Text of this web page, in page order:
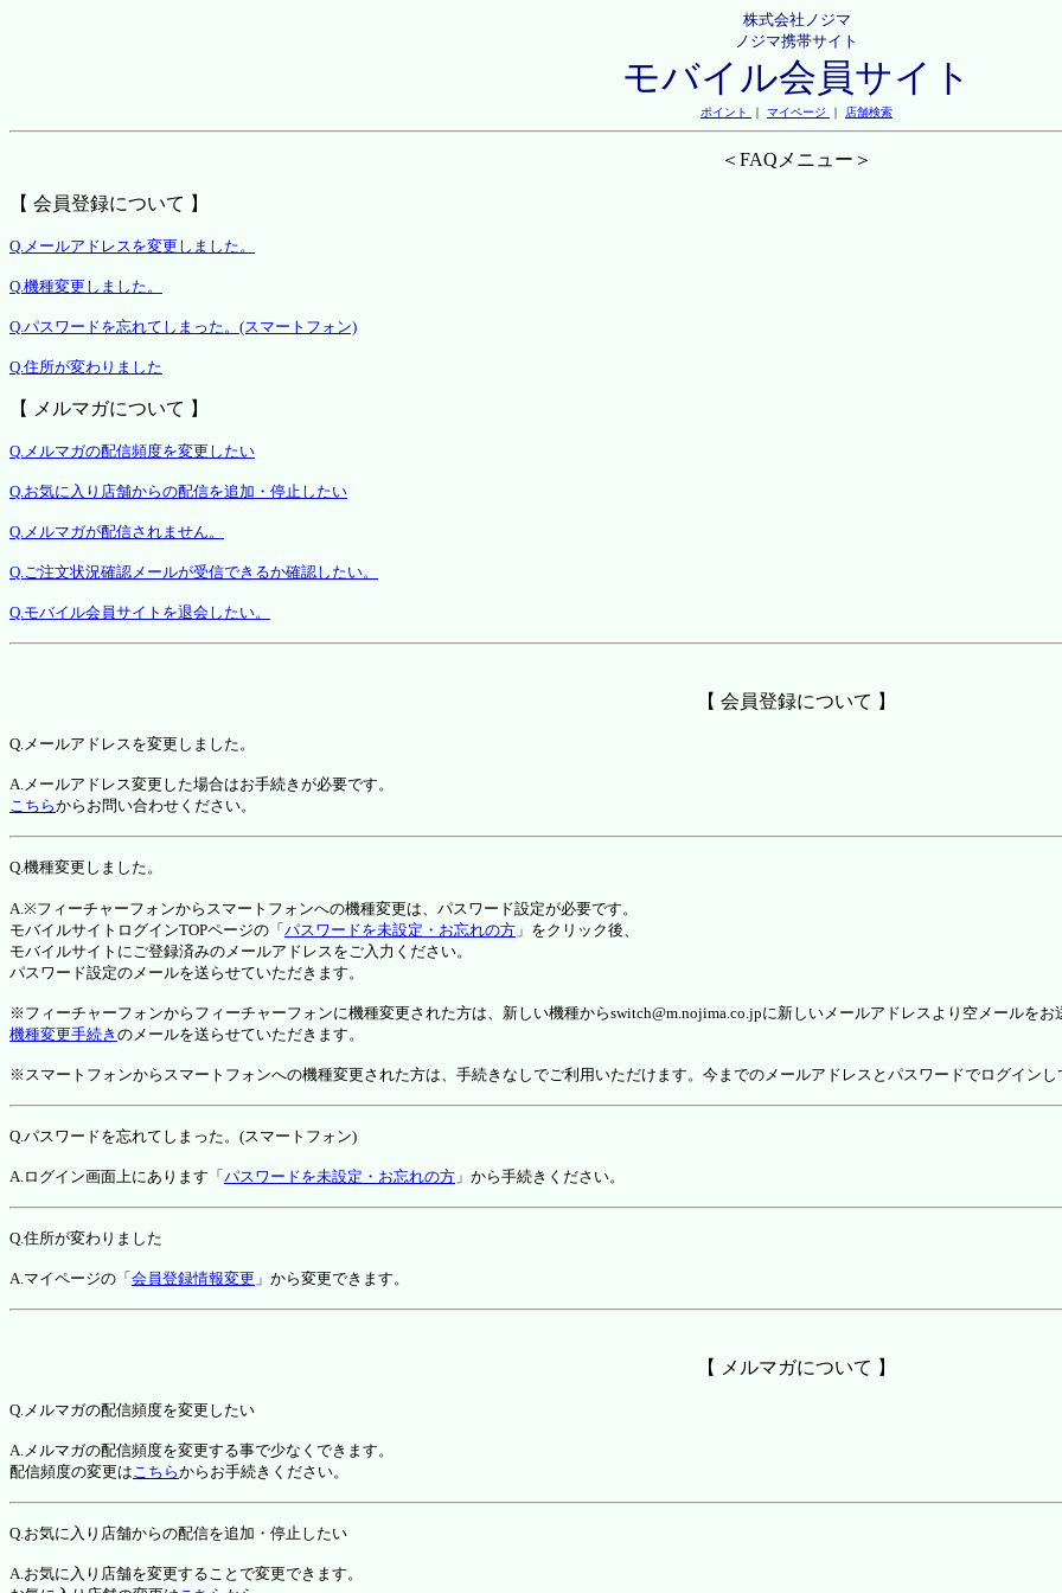
株式会社ノジマ
ノジマ携帯サイト
モバイル会員サイト
ポイント ｜ マイページ ｜ 店舗検索
＜FAQメニュー＞
【 会員登録について 】
Q.メールアドレスを変更しました。
Q.機種変更しました。
Q.パスワードを忘れてしまった。(スマートフォン)
Q.住所が変わりました
【 メルマガについて 】
Q.メルマガの配信頻度を変更したい
Q.お気に入り店舗からの配信を追加・停止したい
Q.メルマガが配信されません。
Q.ご注文状況確認メールが受信できるか確認したい。
Q.モバイル会員サイトを退会したい。
【 会員登録について 】
Q.メールアドレスを変更しました。
A.メールアドレス変更した場合はお手続きが必要です。
こちらからお問い合わせください。
Q.機種変更しました。
A.※フィーチャーフォンからスマートフォンへの機種変更は、パスワード設定が必要です。
モバイルサイトログインTOPページの「 パスワードを未設定・お忘れの方 」をクリック後、
モバイルサイトにご登録済みのメールアドレスをご入力ください。
パスワード設定のメールを送らせていただきます。
※フィーチャーフォンからフィーチャーフォンに機種変更された方は、新しい機種からswitch@m.nojima.co.jpに新しいメールアドレスより空メールをお
機種変更手続き のメールを送らせていただきます。
※スマートフォンからスマートフォンへの機種変更された方は、手続きなしでご利用いただけます。今までのメールアドレスとパスワードでログインし
Q.パスワードを忘れてしまった。(スマートフォン)
A.ログイン画面上にあります「 パスワードを未設定・お忘れの方 」から手続きください。
Q.住所が変わりました
A.マイページの「 会員登録情報変更 」から変更できます。
【 メルマガについて 】
Q.メルマガの配信頻度を変更したい
A.メルマガの配信頻度を変更する事で少なくできます。
配信頻度の変更はこちらからお手続きください。
Q.お気に入り店舗からの配信を追加・停止したい
A.お気に入り店舗を変更することで変更できます。